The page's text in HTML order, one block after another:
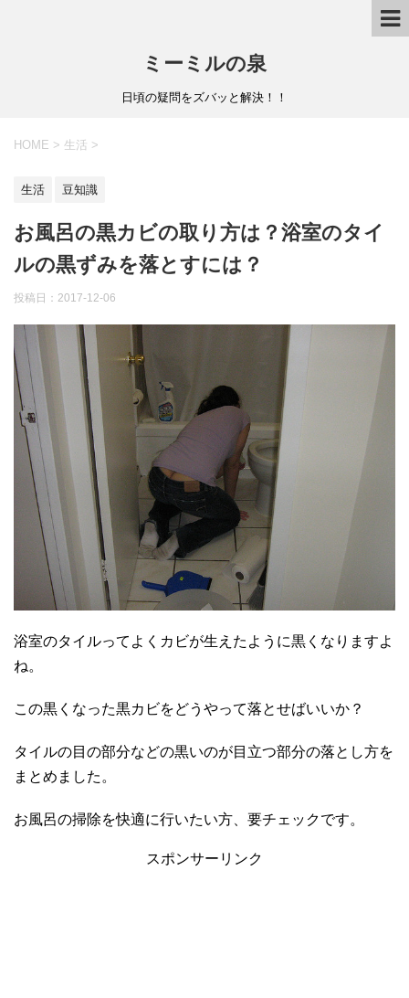
ミーミルの泉
日頃の疑問をズバッと解決！！
HOME > 生活 >
生活 豆知識
お風呂の黒カビの取り方は？浴室のタイ
ルの黒ずみを落とすには？
投稿日： 2017-12-06
浴室のタイルってよくカビが生えたように黒くなりますよ
ね。
この黒くなった黒カビをどうやって落とせばいいか？
タイルの目の部分などの黒いのが目立つ部分の落とし方を
まとめました。
お風呂の掃除を快適に行いたい方、要チェックです。
スポンサーリンク